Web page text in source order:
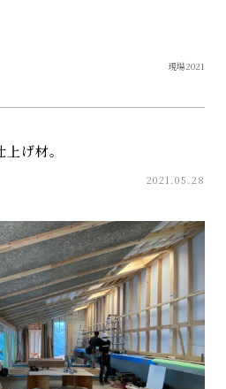
現場2021
げ材。
2021.05.28